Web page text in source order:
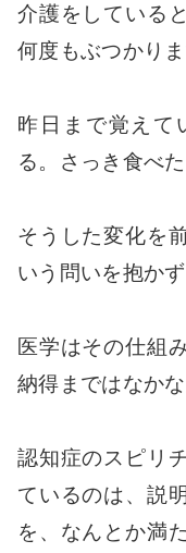
介護をしている
何度もぶつかりま
昨日まで覚えて
る。さっき食べ
そうした変化を
いう問いを抱か
医学はその仕組
納得まではなか
認知症のスピリ
ているのは、説
を、なんとか満